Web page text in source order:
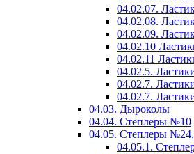
04.02.07.
04.02.08.
04.02.09.
04.02.10
04.02.11
04.02.5.
04.02.7.
04.02.7.
04.03. Дыроколы
04.04. Степлеры №10
04.05. Степлеры
04.05.1.